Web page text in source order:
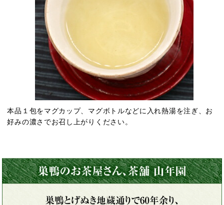
本品１包をマグカップ、マグボトルなどに入れ熱湯を注ぎ、お
好みの濃さでお召し上がりください。